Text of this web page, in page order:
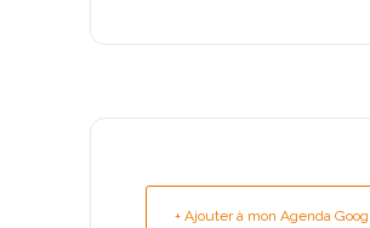
+ Ajouter à mon Agenda